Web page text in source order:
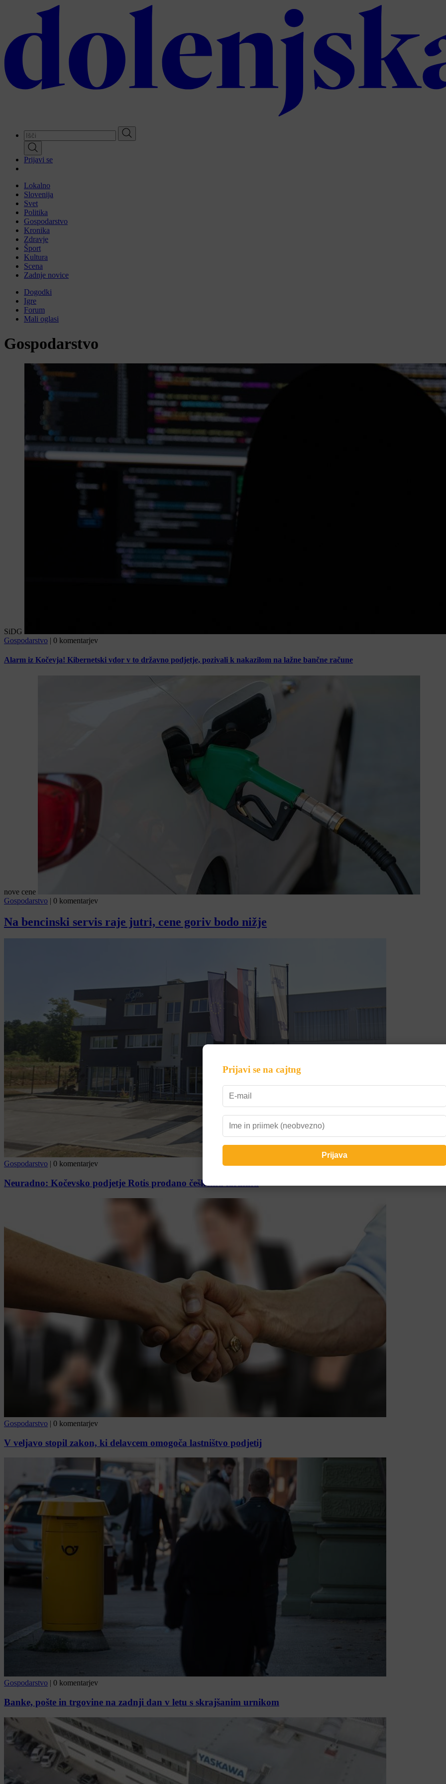
content
Prijavi se
Lokalno
Slovenija
Svet
Politika
Gospodarstvo
Kronika
Zdravje
Šport
Kultura
Scena
Zadnje novice
Dogodki
Igre
Forum
Mali oglasi
Gospodarstvo
SiDG
Gospodarstvo | 0 komentarjev
Alarm iz Kočevja! Kibernetski vdor v to državno podjetje, pozivali k nakazilom na lažne bančne račune
nove cene
Gospodarstvo | 0 komentarjev
Na bencinski servis raje jutri, cene goriv bodo nižje
Gospodarstvo 0 komentarjev
Neuradno: Kočevsko podjetje Rotis prodano češkemu lastniku
Gospodarstvo | 0 komentarjev
V veljavo stopil zakon, ki delavcem omogoča lastništvo podjetij
Gospodarstvo | 0 komentarjev
Banke, pošte in trgovine na zadnji dan v letu s skrajšanim urnikom
Prijavi se na cajtng